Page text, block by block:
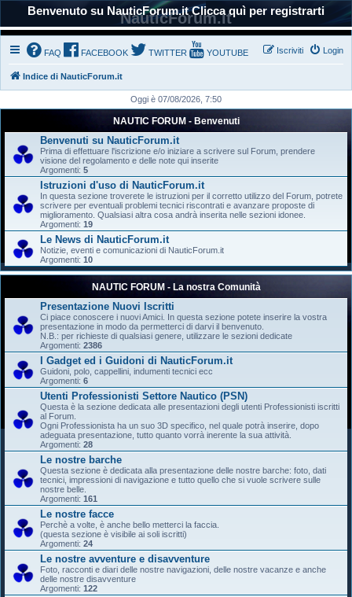
Benvenuto su NauticForum.it Clicca quì per registrarti
NauticForum.it
FAQ FACEBOOK TWITTER YOUTUBE Login
Iscriviti
Indice di NauticForum.it
Oggi è 07/08/2026, 7:50
NAUTIC FORUM - Benvenuti
Benvenuti su NauticForum.it
Prima di effettuare l'iscrizione e/o iniziare a scrivere sul Forum, prendere
visione del regolamento e delle note qui inserite
Argomenti: 5
Istruzioni d'uso di NauticForum.it
In questa sezione troverete le istruzioni per il corretto utilizzo del Forum, potrete
scrivere per eventuali problemi tecnici riscontrati e avanzare proposte di
miglioramento. Qualsiasi altra cosa andrà inserita nelle sezioni idonee.
Argomenti: 19
Le News di NauticForum.it
Notizie, eventi e comunicazioni di NauticForum.it
Argomenti: 10
NAUTIC FORUM - La nostra Comunità
Presentazione Nuovi Iscritti
Ci piace conoscere i nuovi Amici. In questa sezione potete inserire la vostra
presentazione in modo da permetterci di darvi il benvenuto.
N.B.: per richieste di qualsiasi genere, utilizzare le sezioni dedicate
Argomenti: 2386
I Gadget ed i Guidoni di NauticForum.it
Guidoni, polo, cappellini, indumenti tecnici ecc
Argomenti: 6
Utenti Professionisti Settore Nautico (PSN)
Questa è la sezione dedicata alle presentazioni degli utenti Professionisti iscritti
al Forum.
Ogni Professionista ha un suo 3D specifico, nel quale potrà inserire, dopo
adeguata presentazione, tutto quanto vorrà inerente la sua attività.
Argomenti: 28
Le nostre barche
Questa sezione è dedicata alla presentazione delle nostre barche: foto, dati
tecnici, impressioni di navigazione e tutto quello che si vuole scrivere sulle
nostre belle.
Argomenti: 161
Le nostre facce
Perchè a volte, è anche bello metterci la faccia.
(questa sezione è visibile ai soli iscritti)
Argomenti: 24
Le nostre avventure e disavventure
Foto, racconti e diari delle nostre navigazioni, delle nostre vacanze e anche
delle nostre disavventure
Argomenti: 122